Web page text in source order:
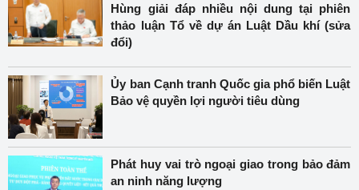
Hùng giải đáp nhiều nội dung tại phiên
thảo luận Tổ về dự án Luật Dầu khí (sửa
đổi)
Ủy ban Cạnh tranh Quốc gia phổ biến Luật
Bảo vệ quyền lợi người tiêu dùng
Phát huy vai trò ngoại giao trong bảo đảm
an ninh năng lượng